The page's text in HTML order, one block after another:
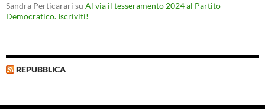
Sandra Perticarari su Al via il tesseramento 2024 al Partito
Democratico. Iscriviti!
REPUBBLICA